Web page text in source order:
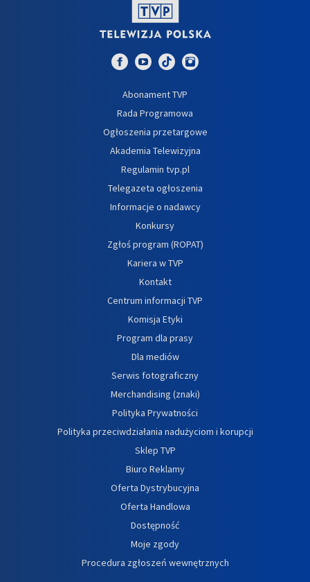
Abonament TVP
Rada Programowa
Ogłoszenia przetargowe
Akademia Telewizyjna
Regulamin tvp.pl
Telegazeta ogłoszenia
Informacje o nadawcy
Konkursy
Zgłoś program (ROPAT)
Kariera w TVP
Kontakt
Centrum informacji TVP
Komisja Etyki
Program dla prasy
Dla mediów
Serwis fotograficzny
Merchandising (znaki)
Polityka Prywatności
Polityka przeciwdziałania nadużyciom i korupcji
Sklep TVP
Biuro Reklamy
Oferta Dystrybucyjna
Oferta Handlowa
Dostępność
Moje zgody
Procedura zgłoszeń wewnętrznych